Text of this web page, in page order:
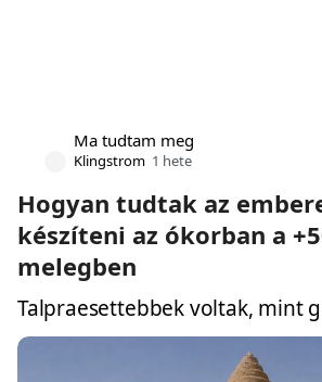
Ma tudtam meg
Klingstrom 1 hete
Hogyan tudtak az
készíteni az ókorban a
melegben
Talpraesettebbek voltak, mint